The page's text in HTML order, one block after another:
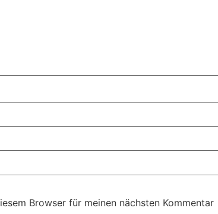
Browser für meinen nächsten Kommentar